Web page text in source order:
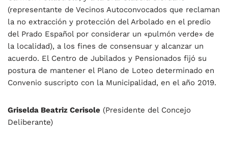
(representante de Vecinos Autoconvocados que reclaman
la no extracción y protección del Arbolado en el predio
del Prado Español por considerar un «pulmón verde» de
la localidad), a los fines de consensuar y alcanzar un
acuerdo. El Centro de Jubilados y Pensionados fijó su
postura de mantener el Plano de Loteo determinado en
Convenio suscripto con la Municipalidad, en el año 2019.
Griselda Beatriz Cerisole (Presidente del Concejo
Deliberante)